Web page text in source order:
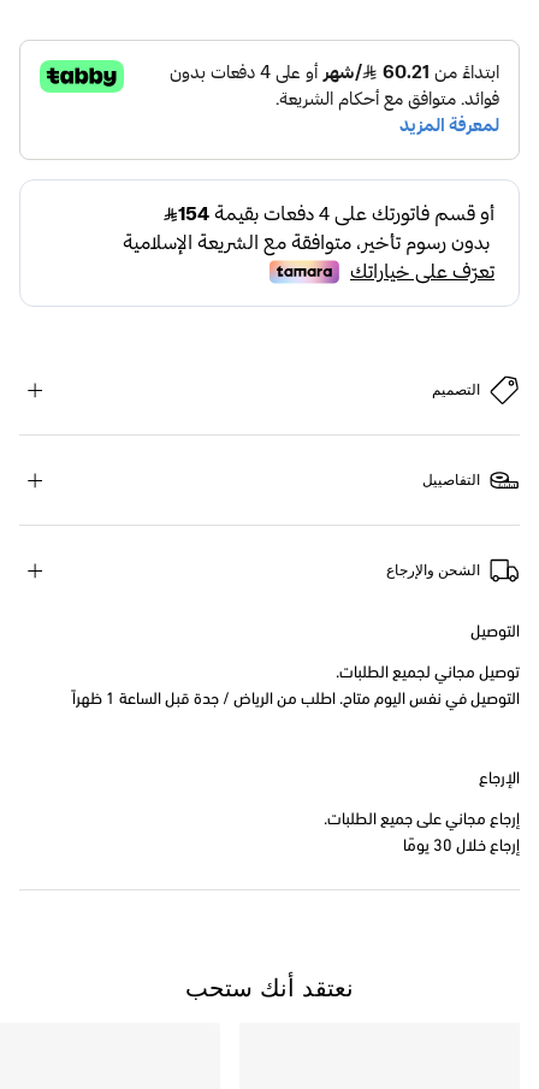
التصميم
التفاصييل
الشحن والإرجاع
التوصيل
توصيل مجاني لجميع الطلبات.
التوصيل في نفس اليوم متاح. اطلب من الرياض / جدة قبل الساعة 1 ظهراً
الإرجاع
إرجاع مجاني على جميع الطلبات.
إرجاع خلال 30 يومًا
نعتقد أنك ستحب